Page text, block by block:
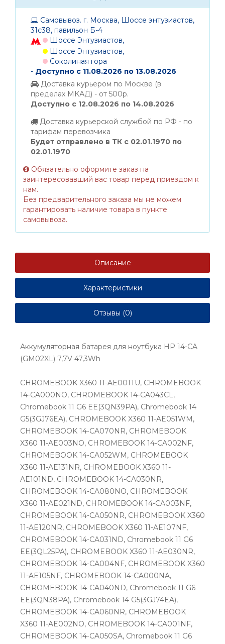
Самовывоз. г. Москва, Шоссе энтузиастов,
31с38, павильон Б-4
Шоссе Энтузиастов,
Шоссе Энтузиастов,
Соколиная гора
- Доступно с 11.08.2026 по 13.08.2026
Доставка курьером по Москве (в
пределах МКАД) - от 500р.
Доступно с 12.08.2026 по 14.08.2026
Доставка курьерской службой по РФ - по
тарифам перевозчика
Будет отправлено в ТК с 02.01.1970 по
02.01.1970
Обязательно оформите заказ на
заинтересовавший вас товар перед приездом к
нам.
Без предварительного заказа мы не можем
гарантировать наличие товара в пункте
самовывоза.
Описание
Характеристики
Отзывы (0)
Аккумуляторная батарея для ноутбука HP 14-CA
(GM02XL) 7,7V 47,3Wh
CHROMEBOOK X360 11-AE001TU, CHROMEBOOK
14-CA000NO, CHROMEBOOK 14-CA043CL,
Chromebook 11 G6 EE(3QN39PA), Chromebook 14
G5(3GJ76EA), CHROMEBOOK X360 11-AE051WM,
CHROMEBOOK 14-CA070NR, CHROMEBOOK
X360 11-AE003NO, CHROMEBOOK 14-CA002NF,
CHROMEBOOK 14-CA052WM, CHROMEBOOK
X360 11-AE131NR, CHROMEBOOK X360 11-
AE101ND, CHROMEBOOK 14-CA030NR,
CHROMEBOOK 14-CA080NO, CHROMEBOOK
X360 11-AE021ND, CHROMEBOOK 14-CA003NF,
CHROMEBOOK 14-CA050NR, CHROMEBOOK X360
11-AE120NR, CHROMEBOOK X360 11-AE107NF,
CHROMEBOOK 14-CA031ND, Chromebook 11 G6
EE(3QL25PA), CHROMEBOOK X360 11-AE030NR,
CHROMEBOOK 14-CA004NF, CHROMEBOOK X360
11-AE105NF, CHROMEBOOK 14-CA000NA,
CHROMEBOOK 14-CA040ND, Chromebook 11 G6
EE(3QN38PA), Chromebook 14 G5(3GJ74EA),
CHROMEBOOK 14-CA060NR, CHROMEBOOK
X360 11-AE002NO, CHROMEBOOK 14-CA001NF,
CHROMEBOOK 14-CA050SA, Chromebook 11 G6